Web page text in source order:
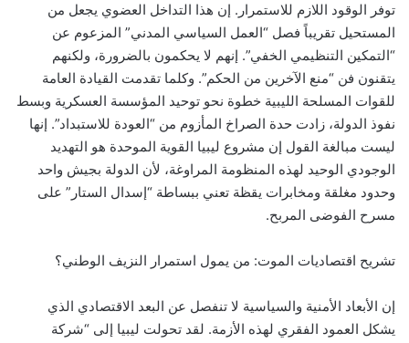
توفر الوقود اللازم للاستمرار. إن هذا التداخل العضوي يجعل من
المستحيل تقريباً فصل “العمل السياسي المدني” المزعوم عن
“التمكين التنظيمي الخفي”. إنهم لا يحكمون بالضرورة، ولكنهم
يتقنون فن “منع الآخرين من الحكم”. وكلما تقدمت القيادة العامة
للقوات المسلحة الليبية خطوة نحو توحيد المؤسسة العسكرية وبسط
نفوذ الدولة، زادت حدة الصراخ المأزوم من “العودة للاستبداد”. إنها
ليست مبالغة القول إن مشروع ليبيا القوية الموحدة هو التهديد
الوجودي الوحيد لهذه المنظومة المراوغة، لأن الدولة بجيش واحد
وحدود مغلقة ومخابرات يقظة تعني ببساطة “إسدال الستار” على
مسرح الفوضى المربح.
تشريح اقتصاديات الموت: من يمول استمرار النزيف الوطني؟
إن الأبعاد الأمنية والسياسية لا تنفصل عن البعد الاقتصادي الذي
يشكل العمود الفقري لهذه الأزمة. لقد تحولت ليبيا إلى “شركة